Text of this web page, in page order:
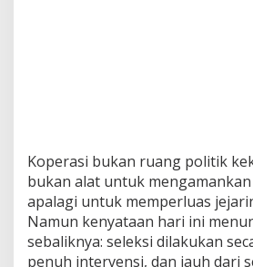
Koperasi bukan ruang politik
bukan alat untuk
apalagi untuk memperluas
Namun kenyataan hari ini
sebaliknya: seleksi dilakukan
penuh intervensi, dan jauh dari